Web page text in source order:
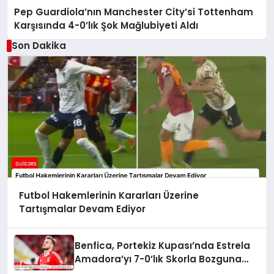
Pep Guardiola’nın Manchester City’si Tottenham
Karşısında 4-0’lık Şok Mağlubiyeti Aldı
Son Dakika
Futbol Hakemlerinin Kararları Üzerine
Tartışmalar Devam Ediyor
Benfica, Portekiz Kupası’nda Estrela
Amadora’yı 7-0’lık Skorla Bozguna